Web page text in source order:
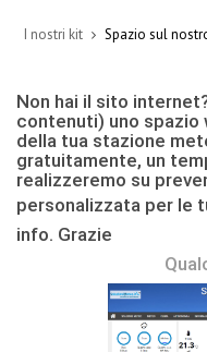
I nostri kit Spazio sul
Non hai il sito
contenuti) uno spazio
della tua stazione
gratuitamente, un
realizzeremo su
personalizzata per le
info. Grazie